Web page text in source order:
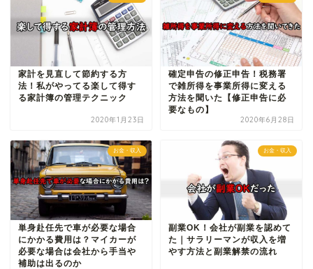
家計を見直して節約する方
法！私がやってる楽して得す
る家計簿の管理テクニック
2020年1月23日
確定申告の修正申告！税務署
で雑所得を事業所得に変える
方法を聞いた【修正申告に必
要なもの】
2020年6月28日
お金・収入
単身赴任先で車が必要な場合
にかかる費用は？マイカーが
必要な場合は会社から手当や
補助は出るのか
お金・収入
副業OK！会社が副業を認めて
た｜サラリーマンが収入を増
やす方法と副業解禁の流れ